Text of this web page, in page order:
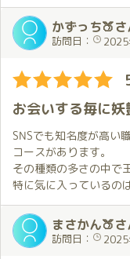
れられる様なもの」と
さんは自分の想像を超
その衣装の非日常感に
その後のお部屋でのハ
しますが、今回もほの
で終始夢心地でした🥰
自分的にはそんなほの
事が出来た様な気がし
プ〇イ中以外の時間で
ろん心情を吐露した様
た😌。
お会いした時からお別
様な気持ちになりまし
かずっち🍑
訪問日：
お会いする毎に
SNSでも知名度が高い
コースがあります。
その種類の多さの中で
特に気に入っているの
その時の感覚で見つけ
ィ、目配り、心配り、
容姿端麗に重ねられた
艶さが進化、深化、真
まさかん🍑
訪問日：